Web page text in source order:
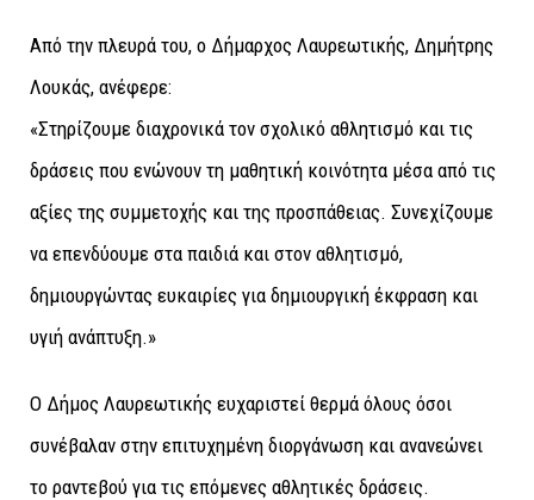
Από την πλευρά του, ο Δήμαρχος Λαυρεωτικής, Δημήτρης
Λουκάς, ανέφερε:
«Στηρίζουμε διαχρονικά τον σχολικό αθλητισμό και τις
δράσεις που ενώνουν τη μαθητική κοινότητα μέσα από τις
αξίες της συμμετοχής και της προσπάθειας. Συνεχίζουμε
να επενδύουμε στα παιδιά και στον αθλητισμό,
δημιουργώντας ευκαιρίες για δημιουργική έκφραση και
υγιή ανάπτυξη.»
Ο Δήμος Λαυρεωτικής ευχαριστεί θερμά όλους όσοι
συνέβαλαν στην επιτυχημένη διοργάνωση και ανανεώνει
το ραντεβού για τις επόμενες αθλητικές δράσεις.